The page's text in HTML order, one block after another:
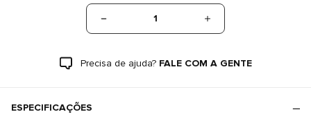
1
Precisa de ajuda? FALE COM A GENTE
ESPECIFICAÇÕES